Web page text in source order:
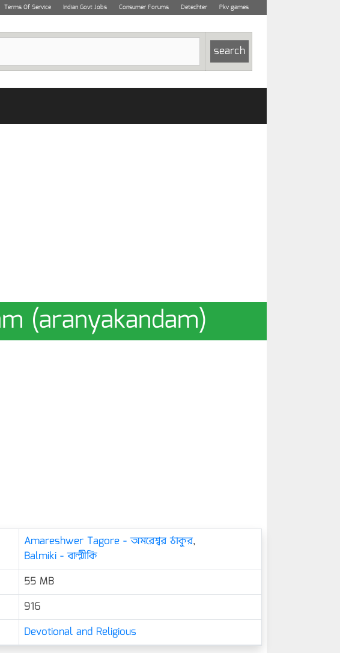
Terms Of Service Indian Govt Jobs Consumer Forums Detechter Pkv games
(aranyakandam)
Amareshwer Tagore - অমরেশ্বর ঠাকুর,
Balmiki - বাল্মীকি
55 MB
916
Devotional and Religious